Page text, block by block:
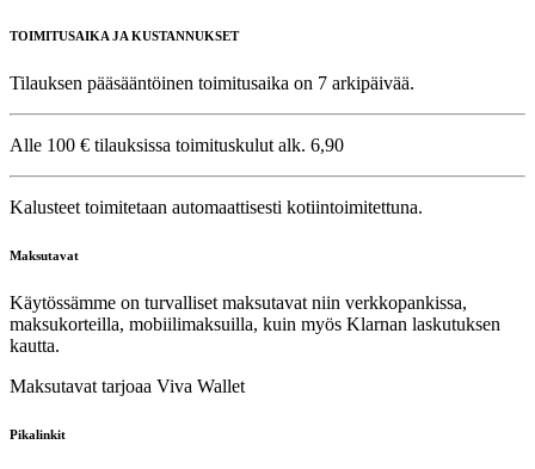
TOIMITUSAIKA JA KUSTANNUKSET
Tilauksen pääsääntöinen toimitusaika on 7 arkipäivää.
Alle 100 € tilauksissa toimituskulut alk. 6,90
Kalusteet toimitetaan automaattisesti kotiintoimitettuna.
Maksutavat
Käytössämme on turvalliset maksutavat niin verkkopankissa,
maksukorteilla, mobiilimaksuilla, kuin myös Klarnan laskutuksen
kautta.
Maksutavat tarjoaa Viva Wallet
Pikalinkit